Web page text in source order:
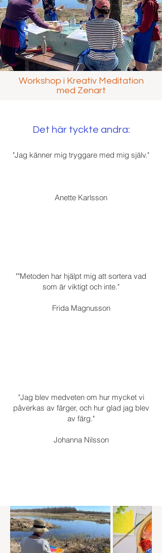
Workshop i Kreativ Meditation
med Zenart
Det här tyckte andra:
"Jag känner mig tryggare med mig själv."
Anette Karlsson
""Metoden har hjälpt mig att sortera vad
som är viktigt och inte."
Frida Magnusson
"Jag blev medveten om hur mycket vi
påverkas av färger, och hur glad jag blev
av färg."
Johanna Nilsson